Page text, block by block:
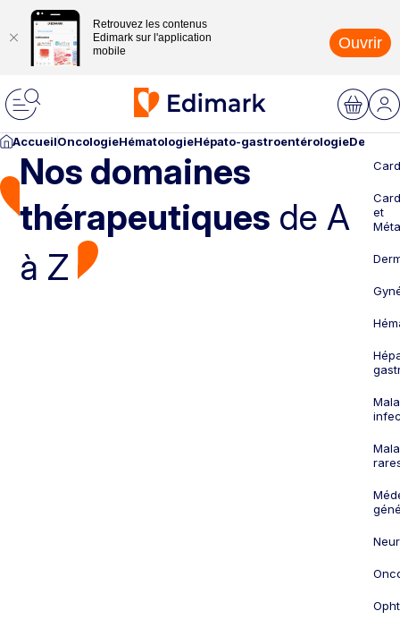
Retrouvez les contenus
Edimark sur l'application
mobile
Ouvrir
AccueilOncologieHématologieHépato-gastroentérologie
Nos domaines
thérapeutiques de A
à Z
et